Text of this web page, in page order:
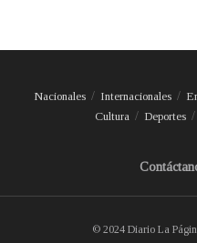
Nacionales Internacionales
Cultura
Deportes
© 2024 Diario La